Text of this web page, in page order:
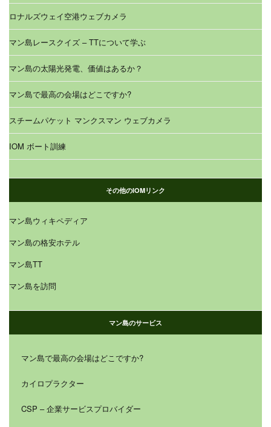
ロナルズウェイ空港ウェブカメラ
マン島レースクイズ – TTについて学ぶ
マン島の太陽光発電、価値はあるか？
マン島で最高の会場はどこですか?
スチームパケット マンクスマン ウェブカメラ
IOM ボート訓練
その他のIOMリンク
マン島ウィキペディア
マン島の格安ホテル
マン島TT
マン島を訪問
マン島のサービス
マン島で最高の会場はどこですか?
カイロプラクター
CSP – 企業サービスプロバイダー